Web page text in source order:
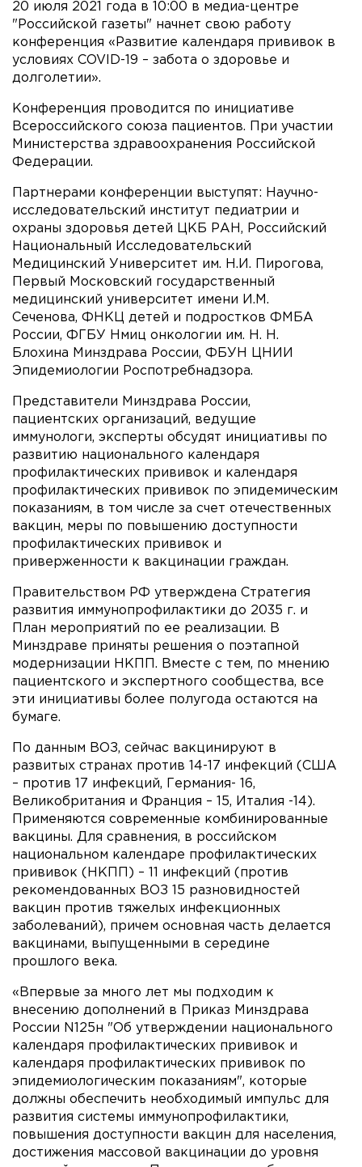
20 июля 2021 года в 10:00 в медиа-центре
"Российской газеты" начнет свою работу
конференция «Развитие календаря прививок в
условиях COVID-19 – забота о здоровье и
долголетии».
Конференция проводится по инициативе
Всероссийского союза пациентов. При участии
Министерства здравоохранения Российской
Федерации.
Партнерами конференции выступят: Научно-
исследовательский институт педиатрии и
охраны здоровья детей ЦКБ РАН, Российский
Национальный Исследовательский
Медицинский Университет им. Н.И. Пирогова,
Первый Московский государственный
медицинский университет имени И.М.
Сеченова, ФНКЦ детей и подростков ФМБА
России, ФГБУ Нмиц онкологии им. Н. Н.
Блохина Минздрава России, ФБУН ЦНИИ
Эпидемиологии Роспотребнадзора.
Представители Минздрава России,
пациентских организаций, ведущие
иммунологи, эксперты обсудят инициативы по
развитию национального календаря
профилактических прививок и календаря
профилактических прививок по эпидемическим
показаниям, в том числе за счет отечественных
вакцин, меры по повышению доступности
профилактических прививок и
приверженности к вакцинации граждан.
Правительством РФ утверждена Стратегия
развития иммунопрофилактики до 2035 г. и
План мероприятий по ее реализации. В
Минздраве приняты решения о поэтапной
модернизации НКПП. Вместе с тем, по мнению
пациентского и экспертного сообщества, все
эти инициативы более полугода остаются на
бумаге.
По данным ВОЗ, сейчас вакцинируют в
развитых странах против 14-17 инфекций (США
– против 17 инфекций, Германия- 16,
Великобритания и Франция – 15, Италия -14).
Применяются современные комбинированные
вакцины. Для сравнения, в российском
национальном календаре профилактических
прививок (НКПП) – 11 инфекций (против
рекомендованных ВОЗ 15 разновидностей
вакцин против тяжелых инфекционных
заболеваний), причем основная часть делается
вакцинами, выпущенными в середине
прошлого века.
«Впервые за много лет мы подходим к
внесению дополнений в Приказ Минздрава
России N125н "Об утверждении национального
календаря профилактических прививок и
календаря профилактических прививок по
эпидемиологическим показаниям", которые
должны обеспечить необходимый импульс для
развития системы иммунопрофилактики,
повышения доступности вакцин для населения,
достижения массовой вакцинации до уровня